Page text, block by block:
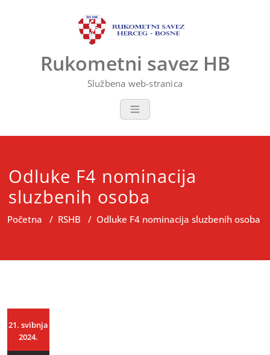
Rukometni savez HB
Službena web-stranica
Odluke F4 nominacija
sluzbenih osoba
Početna / RSHB / Odluke F4 nominacija sluzbenih osoba
21. svibnja
2024.